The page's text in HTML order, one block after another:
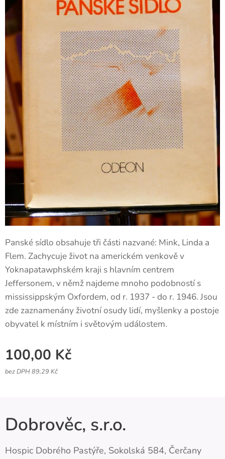
Panské sídlo obsahuje tři části nazvané: Mink, Linda a
Flem. Zachycuje život na americkém venkově v
Yoknapatawphském kraji s hlavním centrem
Jeffersonem, v němž najdeme mnoho podobností s
mississippským Oxfordem, od r. 1937 - do r. 1946. Jsou
zde zaznamenány životní osudy lidí, myšlenky a postoje
obyvatel k místním i světovým událostem.
100,00 Kč
bez DPH 89,29 Kč
Dobrověc, s.r.o.
Hospic Dobrého Pastýře, Sokolská 584, Čerčany